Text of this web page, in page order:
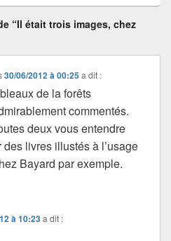
“Il était trois images, chez
30/06/2012 à 00:25 a dit :
de la forêts
commentés.
deux vous entendre
livres illustés à l’usage
Bayard par exemple.
à 10:23a dit :